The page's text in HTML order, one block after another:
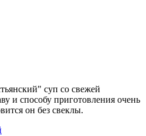
суп со свежей
и способу приготовления очень
он без свеклы.